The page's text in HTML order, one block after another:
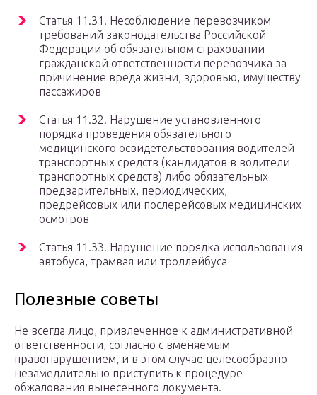
Статья 11.31. Несоблюдение перевозчиком
требований законодательства Российской
Федерации об обязательном страховании
гражданской ответственности перевозчика за
причинение вреда жизни, здоровью, имуществу
пассажиров
Статья 11.32. Нарушение установленного
порядка проведения обязательного
медицинского освидетельствования водителей
транспортных средств (кандидатов в водители
транспортных средств) либо обязательных
предварительных, периодических,
предрейсовых или послерейсовых медицинских
осмотров
Статья 11.33. Нарушение порядка использования
автобуса, трамвая или троллейбуса
Полезные советы
Не всегда лицо, привлеченное к административной
ответственности, согласно с вменяемым
правонарушением, и в этом случае целесообразно
незамедлительно приступить к процедуре
обжалования вынесенного документа.